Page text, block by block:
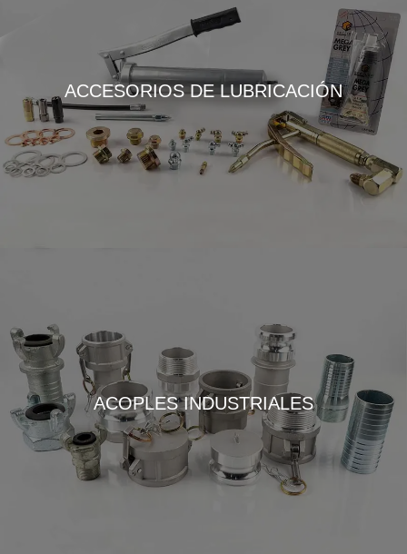
ACCESORIOS DE LUBRICACIÓN
ACOPLES INDUSTRIALES